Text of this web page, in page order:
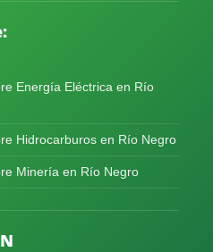
Energía Eléctrica en Río
Hidrocarburos en Río Negro
Minería en Río Negro